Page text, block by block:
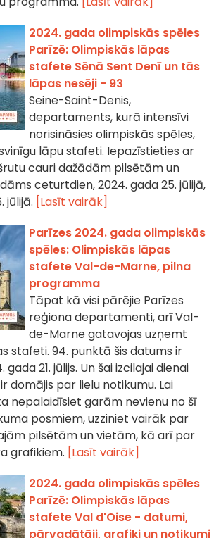
2024. gada olimpiskās spēles
Parīzē: Olimpiskās lāpas
stafete Sēnā Sent Denī un tās
lāpas nesēji - 93
Seine-Saint-Denis,
departaments, kurā intensīvi
norisināsies olimpiskās spēles,
lāpu stafeti. Iepazīstieties ar
cauri dažādām pilsētām un
ceturtdien, 2024. gada 25. jūlijā,
jūlijā. [Lasīt vairāk]
Parīzes 2024. gada olimpiskās
spēles: Olimpiskās lāpas
stafete Val-de-Marne, pilna
programma
Tāpat kā visi pārējie Parīzes
reģiona departamenti, arī Val-
de-Marne gatavojas uzņemt
stafeti. 94. punktā šis datums ir
21. jūlijs. Un šai izcilajai dienai
domājis par lielu notikumu. Lai
nepalaidīsiet garām nevienu no šī
posmiem, uzziniet vairāk par
pilsētām un vietām, kā arī par
grafikiem. [Lasīt vairāk]
2024. gada olimpiskās spēles
Parīzē: Olimpiskās lāpas
stafete Val d'Oise - datumi,
pārvadātāji, grafiki un notikumi